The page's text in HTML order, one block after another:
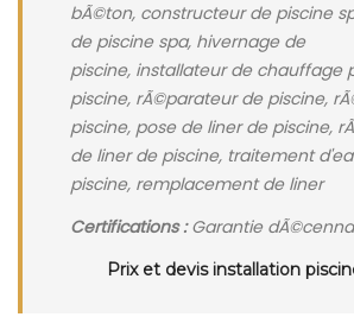
bÃ©ton, constructeur de piscine
de piscine spa, hivernage de
piscine, installateur de chauffage
piscine, rÃ©parateur de piscine,
piscine, pose de liner de piscine,
de liner de piscine, traitement
piscine, remplacement de liner
Certifications :Garantie
Prix et devis installation